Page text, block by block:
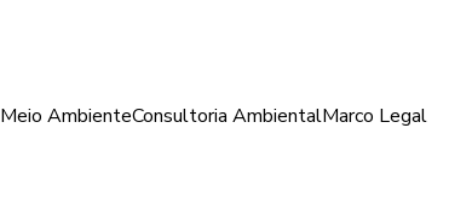
Meio AmbienteConsultoria AmbientalMarco Legal